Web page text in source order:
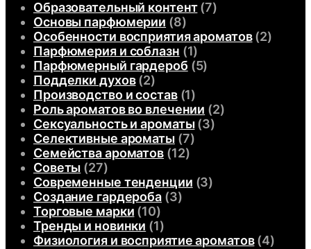
Образовательный контент(7)
Основы парфюмерии (8)
Особенности восприятия ароматов(2)
Парфюмерия и соблазн (1)
Парфюмерный гардероб (5)
Подделки духов(2)
Производство и состав(1)
Роль ароматов во влечении (2)
Сексуальность и ароматы(3)
Селективные ароматы(7)
Семейства ароматов(12)
Советы (27)
Современные тенденции (3)
Создание гардероба(3)
Торговые марки (10)
Тренды и новинки (1)
Физиология и восприятие ароматов(4)